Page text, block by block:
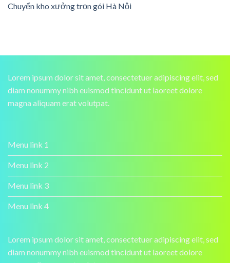
Chuyển kho xưởng trọn gói Hà Nội
Lorem ipsum dolor sit amet, consectetuer adipiscing elit, sed
diam nonummy nibh euismod tincidunt ut laoreet dolore
magna aliquam erat volutpat.
Menu link 1
Menu link 2
Menu link 3
Menu link 4
Lorem ipsum dolor sit amet, consectetuer adipiscing elit, sed
diam nonummy nibh euismod tincidunt ut laoreet dolore